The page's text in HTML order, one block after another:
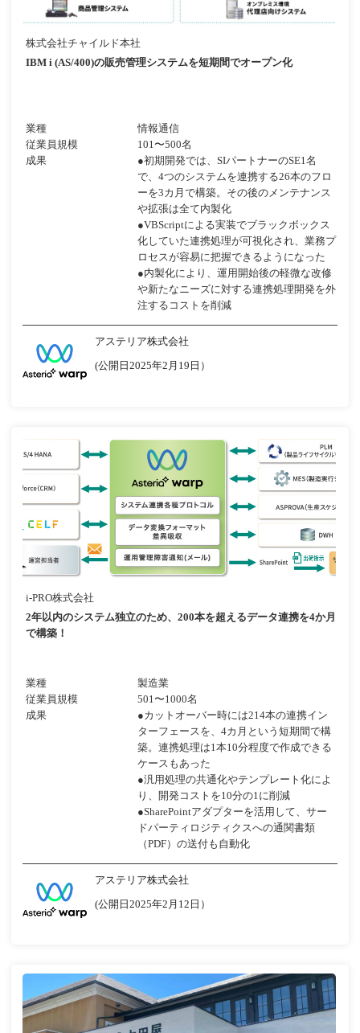
株式会社チャイルド本社
IBM i (AS/400)の販売管理システムを短期間でオープン化
業種
情報通信
従業員規模
101〜500名
成果
●初期開発では、SIパートナーのSE1名
で、4つのシステムを連携する26本のフロ
ーを3カ月で構築。その後のメンテナンス
や拡張は全て内製化
●VBScriptによる実装でブラックボックス
化していた連携処理が可視化され、業務プ
ロセスが容易に把握できるようになった
●内製化により、運用開始後の軽微な改修
や新たなニーズに対する連携処理開発を外
注するコストを削減
アステリア株式会社
(公開日2025年2月19日）
i-PRO株式会社
2年以内のシステム独立のため、200本を超えるデータ連携を4か月
で構築！
業種
製造業
従業員規模
501〜1000名
成果
●カットオーバー時には214本の連携イン
ターフェースを、4カ月という短期間で構
築。連携処理は1本10分程度で作成できる
ケースもあった
●汎用処理の共通化やテンプレート化によ
り、開発コストを10分の1に削減
●SharePointアダプターを活用して、サー
ドパーティロジティクスへの通関書類
（PDF）の送付も自動化
アステリア株式会社
(公開日2025年2月12日）